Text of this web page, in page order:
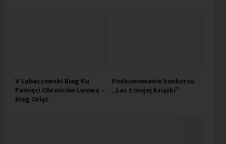
V Lubaczowski Bieg Ku
Pamięci Obrońców Lwowa –
Bieg Orląt
Podsumowanie konkursu
„Las z mojej książki”